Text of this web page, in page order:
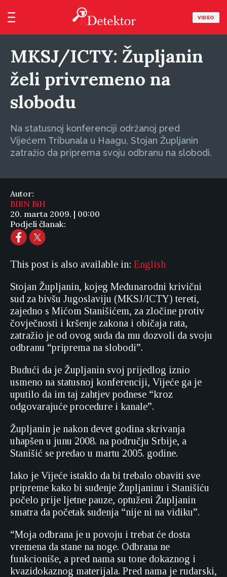
VIDEO
MKSJ/ICTY: Župljanin
želi privremeno na
slobodu
Na statusnoj konferenciji održanoj pred
Vijećem Tribunala u Haagu, Stojan Župljanin
zatražio da priprema svoju odbranu na slobodi.
Autor:
BIRN BiH
20. marta 2009. | 00:00
Podjeli članak:
This post is also available in: English
Stojan Župljanin, kojeg Međunarodni krivični
sud za bivšu Jugoslaviju (MKSJ/ICTY) tereti,
zajedno s Mićom Stanišićem, za zločine protiv
čovječnosti i kršenje zakona i običaja rata,
zatražio je od ovog suda da mu dozvoli da svoju
odbranu “priprema na slobodi”.
Budući da je Župljanin svoj prijedlog iznio
usmeno na statusnoj konferenciji, Vijeće ga je
uputilo da im taj zahtjev podnese “kroz
odgovarajuće procedure i kanale”.
Župljanin je nakon devet godina skrivanja
uhapšen u junu 2008. na području Srbije, a
Stanišić se predao u martu 2005. godine.
Iako je Vijeće istaklo da bi trebalo obaviti sve
pripreme kako bi suđenje Župljaninu i Stanišiću
počelo prije ljetne pauze, optuženi Župljanin
smatra da početak suđenja “nije ni na vidiku”.
“Moja odbrana je u povoju i trebat će dosta
vremena da stane na noge. Odbrana ne
funkcioniše, a pred nama su tone dokaznog i
kvazidokaznog materijala. Pred nama je rudarski,